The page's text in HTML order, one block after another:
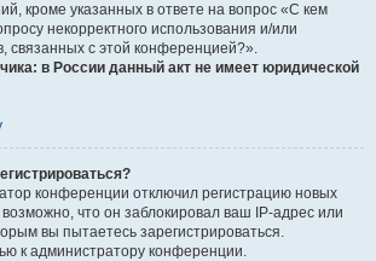
кроме указанных в ответе на вопрос «С кем
некорректного использования и/или
связанных с этой конференцией?».
в России данный акт не имеет юридической
конференции отключил регистрацию новых
что он заблокировал ваш IP-адрес или
вы пытаетесь зарегистрироваться.
к администратору конференции.